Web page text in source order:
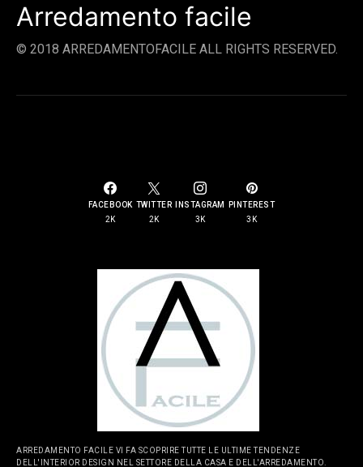
Arredamento facile
© 2018 ARREDAMENTOFACILE ALL RIGHTS RESERVED.
FACEBOOK
2K
TWITTER
2K
INSTAGRAM
3K
PINTEREST
3K
ARREDAMENTO FACILE VI FA SCOPRIRE TUTTE LE ULTIME TENDENZE
DELL'INTERIOR DESIGN NEL SETTORE DELLA CASA E DELL'ARREDAMENTO.